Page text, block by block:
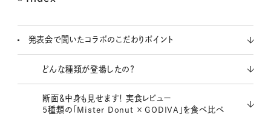
発表会で聞いたコラボのこだわりポイント
どんな種類が登場したの？
断面＆中身も見せます！ 実食レビュー
5種類の「Mister Donut × GODIVA」を食べ比べ